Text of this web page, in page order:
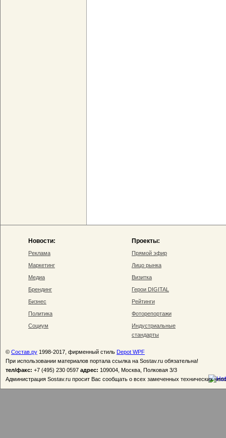
Новости:
Реклама
Маркетинг
Медиа
Брендинг
Бизнес
Политика
Социум
Проекты:
Прямой эфир
Лицо рынка
Визитка
Герои DIGITAL
Рейтинги
Фоторепортажи
Индустриальные
стандарты
© Состав.ру 1998-2017, фирменный стиль Depot WPF
При использовании материалов портала ссылка на Sostav.ru обязательна!
тел/факс: +7 (495) 230 0597 адрес: 109004, Москва, Полковая 3/3
Администрация Sostav.ru просит Вас сообщать о всех замеченных технических